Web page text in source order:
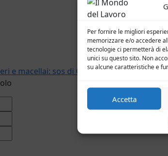
Per fornire le migliori
memorizzare e/o accedere
tecnologie ci permetterà di
unici su questo sito. Non
su alcune caratteristiche e
Accetta
e macellai: sos di Confcommercio